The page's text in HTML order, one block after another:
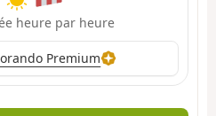
heure par heure
Premium